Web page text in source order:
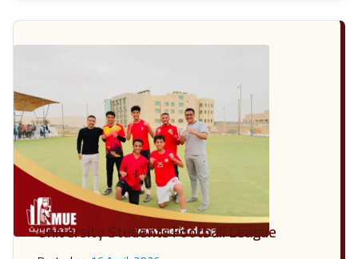
University Students Football League